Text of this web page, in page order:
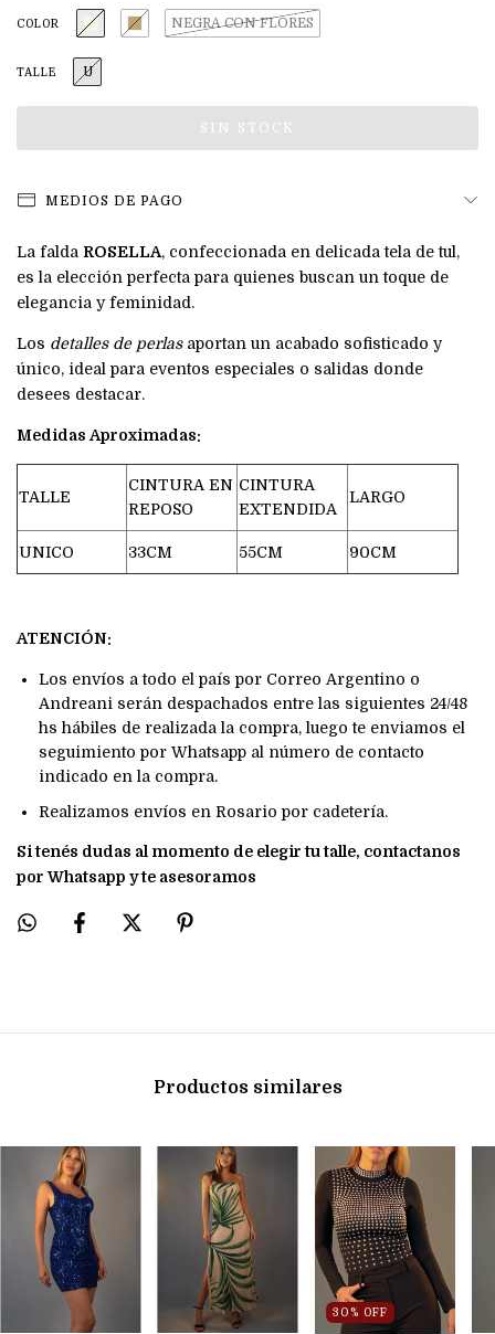
COLOR NEGRA CON FLORES
TALLE U
MEDIOS DE PAGO
La falda ROSELLA, confeccionada en delicada tela de tul,
es la elección perfecta para quienes buscan un toque de
elegancia y feminidad.
Los detalles de perlasaportan un acabado sofisticado y
único, ideal para eventos especiales o salidas donde
desees destacar.
Medidas Aproximadas:
TALLE
CINTURA EN
REPOSO
CINTURA
EXTENDIDA
LARGO
UNICO 33CM 55CM 90CM
ATENCIÓN:
Los envíos a todo el país por Correo Argentino o
Andreani serán despachados entre las siguientes 24/48
hs hábiles de realizada la compra, luego te enviamos el
seguimiento por Whatsapp al número de contacto
indicado en la compra.
Realizamos envíos en Rosario por cadetería.
Si tenés dudas al momento de elegir tu talle, contactanos
por Whatsapp y te asesoramos
Productos similares
30 % OFF